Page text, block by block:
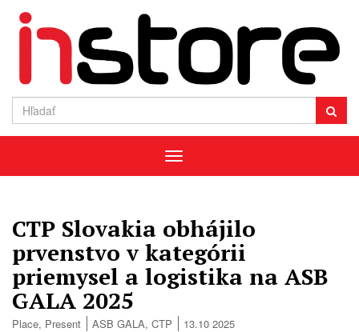
Menu
CTP Slovakia obhájilo
prvenstvo v kategórii
priemysel a logistika na ASB
GALA 2025
Place, Present ASB GALA, CTP 13.10 2025